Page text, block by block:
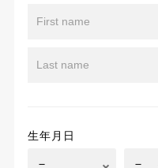
生年月日